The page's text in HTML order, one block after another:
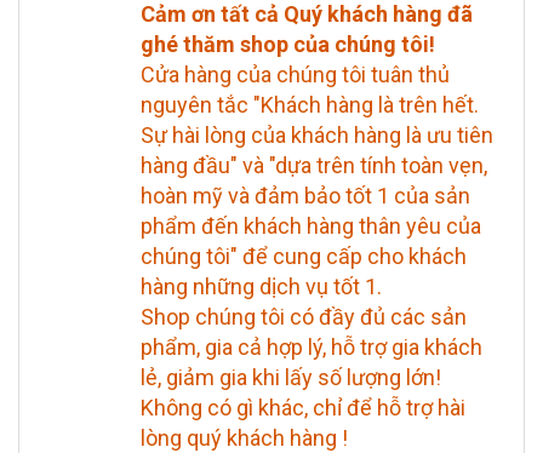
Cảm ơn tất cả Quý khách hàng đã
ghé thăm shop của chúng tôi!
Cửa hàng của chúng tôi tuân thủ
nguyên tắc "Khách hàng là trên hết.
Sự hài lòng của khách hàng là ưu tiên
hàng đầu" và "dựa trên tính toàn vẹn,
hoàn mỹ và đảm bảo tốt 1 của sản
phẩm đến khách hàng thân yêu của
chúng tôi" để cung cấp cho khách
hàng những dịch vụ tốt 1.
Shop chúng tôi có đầy đủ các sản
phẩm, gia cả hợp lý, hỗ trợ gia khách
lẻ, giảm gia khi lấy số lượng lớn!
Không có gì khác, chỉ để hỗ trợ hài
lòng quý khách hàng !